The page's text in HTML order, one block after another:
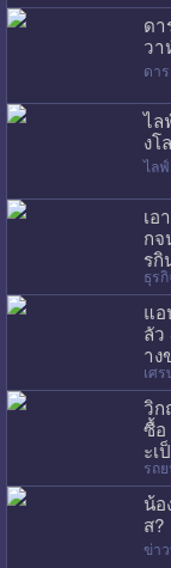
ดา
ว
ดา
ไล
งโ
ไล
เอ
กจ
รกิ
ธุร
แ
ลัว
าง
เศ
วิ
ซื้อ
ะเ
รถ
น้อ
ส?
ข่า